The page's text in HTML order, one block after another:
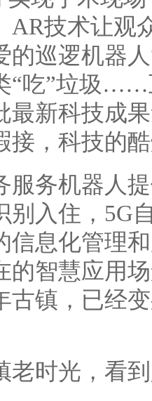
AR技术让观
的巡逻机器
“吃”垃圾……
最新科技成
接，科技的
务机器人提
别入住，5G
息化管理和
的智慧应用
古镇，已经
时光，看到